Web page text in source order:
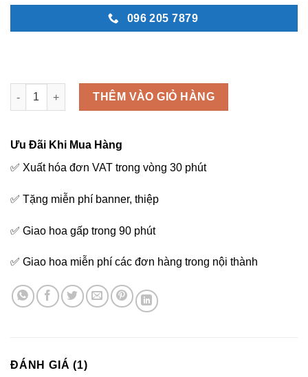
096 205 7879
Tài lộc - M224 số lượng
THÊM VÀO GIỎ HÀNG
Ưu Đãi Khi Mua Hàng
✅ Xuất hóa đơn VAT trong vòng 30 phút
✅ Tặng miễn phí banner, thiệp
✅ Giao hoa gấp trong 90 phút
✅ Giao hoa miễn phí các đơn hàng trong nội thành
ĐÁNH GIÁ (1)